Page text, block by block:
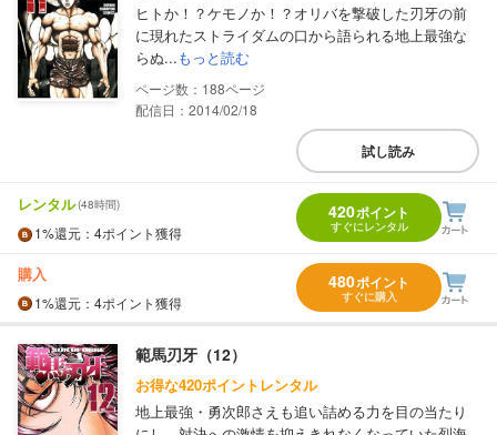
ヒトか！？ケモノか！？オリバを撃破した刃牙の前
に現れたストライダムの口から語られる地上最強な
らぬ...もっと読む
188
配信日：2014/02/18
試し読み
レンタル(48時間)
1%還元 ：4ポイント獲得
420ポイント
すぐにレンタル
購入
1%還元 ：4ポイント獲得
480ポイント
すぐに購入
範馬刃牙（12）
お得な420ポイントレンタル
地上最強・勇次郎さえも追い詰める力を目の当たり